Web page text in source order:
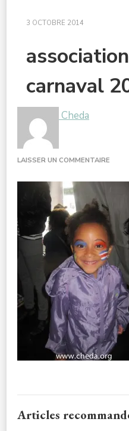
3 OCTOBRE 2014
carnaval
Cheda
LAISSER UN COMMENTAIRE
19
Articles